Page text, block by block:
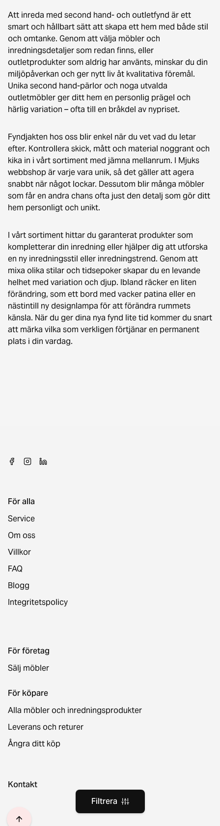
Filtrera
Att inreda med second hand- och outletfynd är ett
smart och hållbart sätt att skapa ett hem med både stil
och omtanke. Genom att välja möbler och
inredningsdetaljer som redan finns, eller
outletprodukter som aldrig har använts, minskar du din
miljöpåverkan och ger nytt liv åt kvalitativa föremål.
Unika second hand-pärlor och noga utvalda
outletmöbler ger ditt hem en personlig prägel och
härlig variation – ofta till en bråkdel av nypriset.
Fyndjakten hos oss blir enkel när du vet vad du letar
efter. Kontrollera skick, mått och material noggrant och
kika in i vårt sortiment med jämna mellanrum. I Mjuks
webbshop är varje vara unik, så det gäller att agera
snabbt när något lockar. Dessutom blir många möbler
som får en andra chans ofta just den detalj som gör ditt
hem personligt och unikt.
I vårt sortiment hittar du garanterat produkter som
kompletterar din inredning eller hjälper dig att utforska
en ny inredningsstil eller inredningstrend. Genom att
mixa olika stilar och tidsepoker skapar du en levande
helhet med variation och djup. Ibland räcker en liten
förändring, som ett bord med vacker patina eller en
nästintill ny designlampa för att förändra rummets
känsla. När du ger dina nya fynd lite tid kommer du snart
att märka vilka som verkligen förtjänar en permanent
plats i din vardag.
För alla
Service
Om oss
Villkor
FAQ
Blogg
Integritetspolicy
För företag
Sälj möbler
För köpare
Alla möbler och inredningsprodukter
Leverans och returer
Ångra ditt köp
Kontakt